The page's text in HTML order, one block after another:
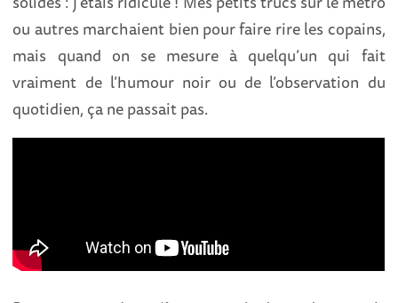
ou autres marchaient bien pour faire rire les copains,
mais quand on se mesure à quelqu’un qui fait
vraiment de l’humour noir ou de l’observation du
quotidien, ça ne passait pas.